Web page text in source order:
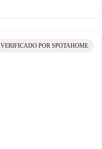
VERIFICADO POR SPOTAHOME